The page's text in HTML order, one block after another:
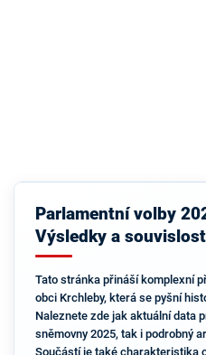
Parlamentní volby
Výsledky a
Tato stránka přináší komplexní
obci Krchleby, která se pyšní
Naleznete zde jak aktuální data
sněmovny 2025, tak i podrobný
Součástí je také charakteristika